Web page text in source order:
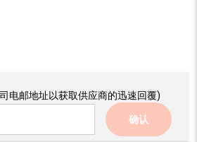
电邮地址以获取供应商的迅速回覆)
确认